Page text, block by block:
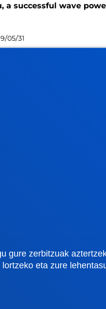
gure zerbitzuak
lortzeko eta zure
a successful wave
05/31